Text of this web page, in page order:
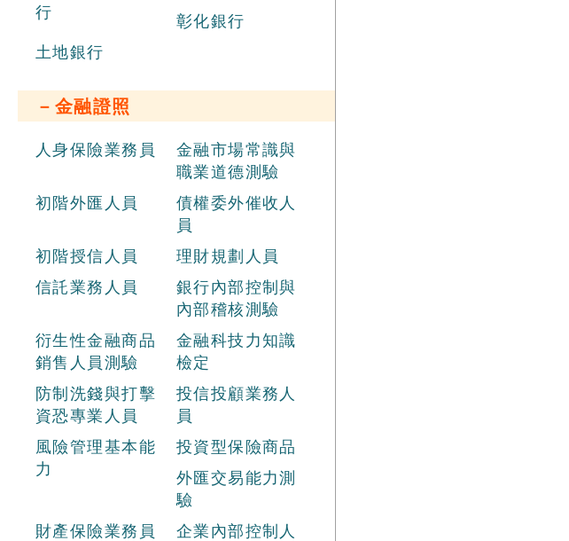
行
彰化銀行
土地銀行
－金融證照
人身保險業務員
金融市場常識與
職業道德測驗
初階外匯人員
債權委外催收人
員
初階授信人員
理財規劃人員
信託業務人員
銀行內部控制與
內部稽核測驗
衍生性金融商品
銷售人員測驗
金融科技力知識
檢定
防制洗錢與打擊
資恐專業人員
投信投顧業務人
員
風險管理基本能
力
投資型保險商品
外匯交易能力測
驗
財產保險業務員
企業內部控制人